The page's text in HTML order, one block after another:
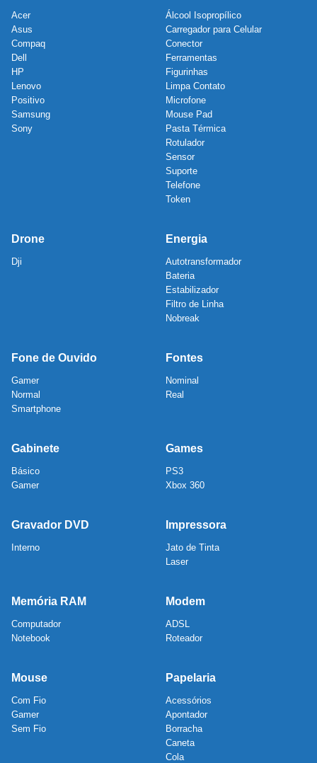
Acer
Asus
Compaq
Dell
HP
Lenovo
Positivo
Samsung
Sony
Álcool Isopropílico
Carregador para Celular
Conector
Ferramentas
Figurinhas
Limpa Contato
Microfone
Mouse Pad
Pasta Térmica
Rotulador
Sensor
Suporte
Telefone
Token
Drone
Dji
Energia
Autotransformador
Bateria
Estabilizador
Filtro de Linha
Nobreak
Fone de Ouvido
Gamer
Normal
Smartphone
Fontes
Nominal
Real
Gabinete
Básico
Gamer
Games
PS3
Xbox 360
Gravador DVD
Interno
Impressora
Jato de Tinta
Laser
Memória RAM
Computador
Notebook
Modem
ADSL
Roteador
Mouse
Com Fio
Gamer
Sem Fio
Papelaria
Acessórios
Apontador
Borracha
Caneta
Cola